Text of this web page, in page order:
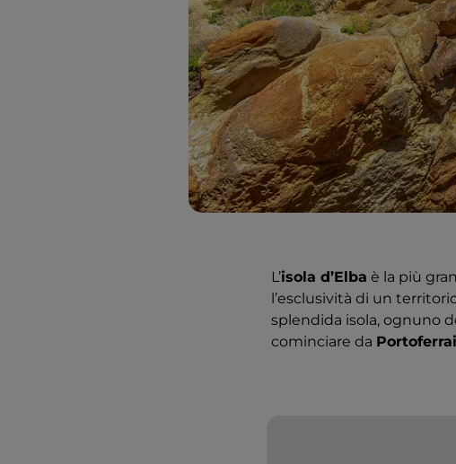
L’isola d’Elba è la più
l’esclusività di un
splendida isola, ognuno
cominciare da